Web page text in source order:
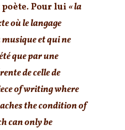
Pour lui« la
où le langage
musique et qui ne
que par une
de celle de
of writing where
the condition of
can only be